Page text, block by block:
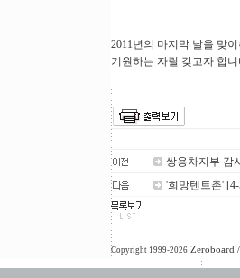
2011년의 마지막 날을 맞
기원하는 자릴 갖고자 합니
쌍용차지부 감
'희망텐트촌'
Copyright 1999-2026 Zeroboard